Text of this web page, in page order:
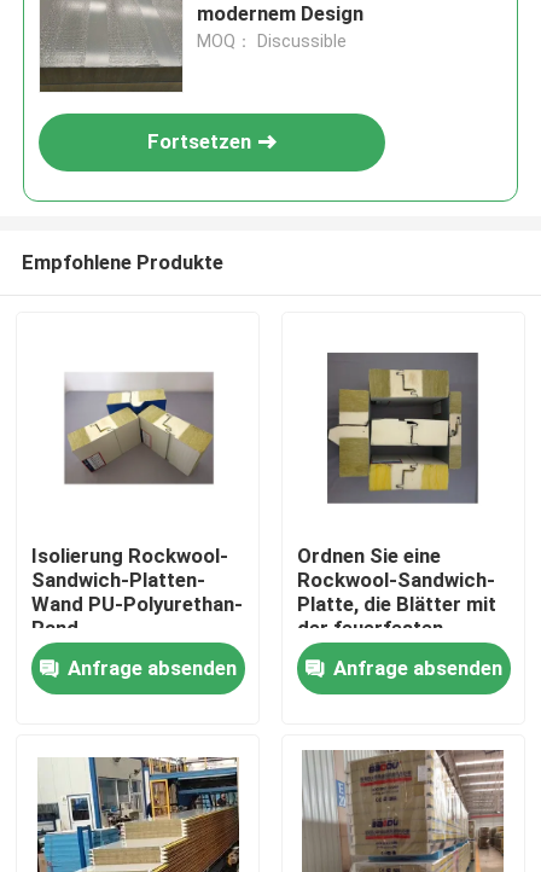
Haus
Produkte
Über uns
Fabrik-Ausflug
modernem Design
MOQ： Discussible
Fortsetzen
Empfohlene Produkte
Isolierung Rockwool-
Sandwich-Platten-
Wand PU-Polyurethan-
Rand
Anfrage absenden
Ordnen Sie eine
Rockwool-Sandwich-
Platte, die Blätter mit
der feuerfesten
Polyurethan-Dichtung
überdacht
Anfrage absenden